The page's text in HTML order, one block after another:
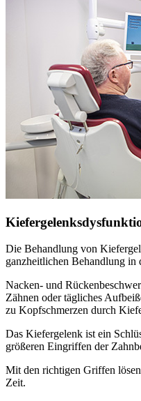
Die Behandlung von
ganzheitlichen Behandlung in
Nacken- und
Zähnen oder tägliches
zu Kopfschmerzen durch
Das Kiefergelenk ist ein
größeren Eingriffen der
Mit den richtigen Griffen
Zeit.